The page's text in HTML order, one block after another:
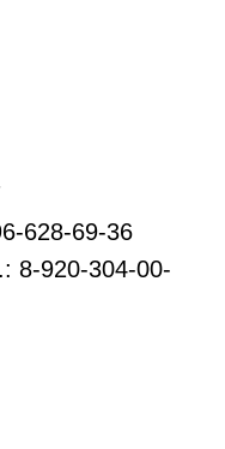
628-69-36
8-920-304-00-